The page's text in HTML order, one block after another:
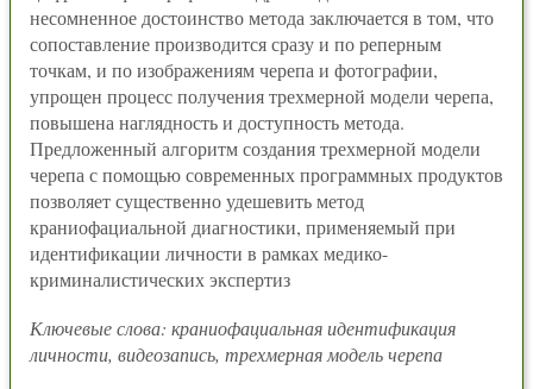
несомненное достоинство метода заключается в том, что
сопоставление производится сразу и по реперным
точкам, и по изображениям черепа и фотографии,
упрощен процесс получения трехмерной модели черепа,
повышена наглядность и доступность метода.
Предложенный алгоритм создания трехмерной модели
черепа с помощью современных программных продуктов
позволяет существенно удешевить метод
краниофациальной диагностики, применяемый при
идентификации личности в рамках медико-
криминалистических экспертиз
Ключевые слова: краниофациальная идентификация
личности, видеозапись, трехмерная модель черепа